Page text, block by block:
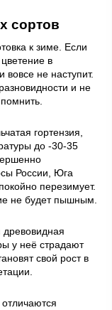
сортов
к зиме. Если
в
не наступит.
и не
гортензия,
до -30-35
России, Юга
перезимует.
не будет пышным.
древовидная
у неё страдают
свой рост в